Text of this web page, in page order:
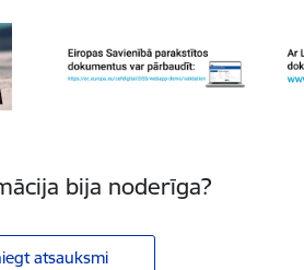
bija noderīga?
atsauksmi